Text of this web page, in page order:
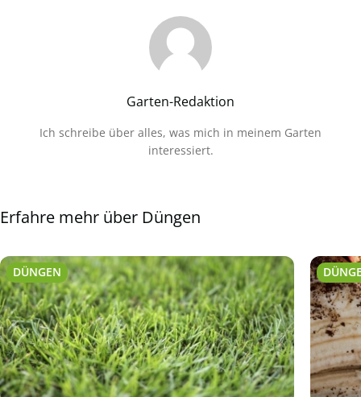
Garten-Redaktion
Ich schreibe über alles, was mich in meinem Garten
interessiert.
Erfahre mehr über Düngen
DÜNGEN